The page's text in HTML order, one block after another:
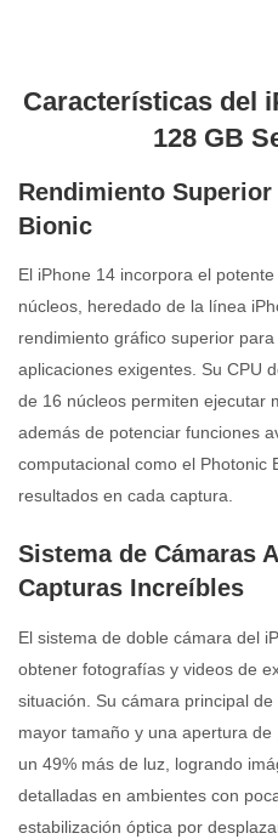
Características del
128 GB
Rendimiento
Bionic
El iPhone 14 incorpora el
núcleos, heredado de la línea
rendimiento gráfico superior
aplicaciones exigentes. Su CPU
de 16 núcleos permiten ejecutar
además de potenciar funciones
computacional como el Photonic
resultados en cada captura.
Sistema de Cámaras
Capturas Increíbles
El sistema de doble cámara del
obtener fotografías y videos de
situación. Su cámara principal
mayor tamaño y una apertura
un 49% más de luz, logrando
detalladas en ambientes con
estabilización óptica por